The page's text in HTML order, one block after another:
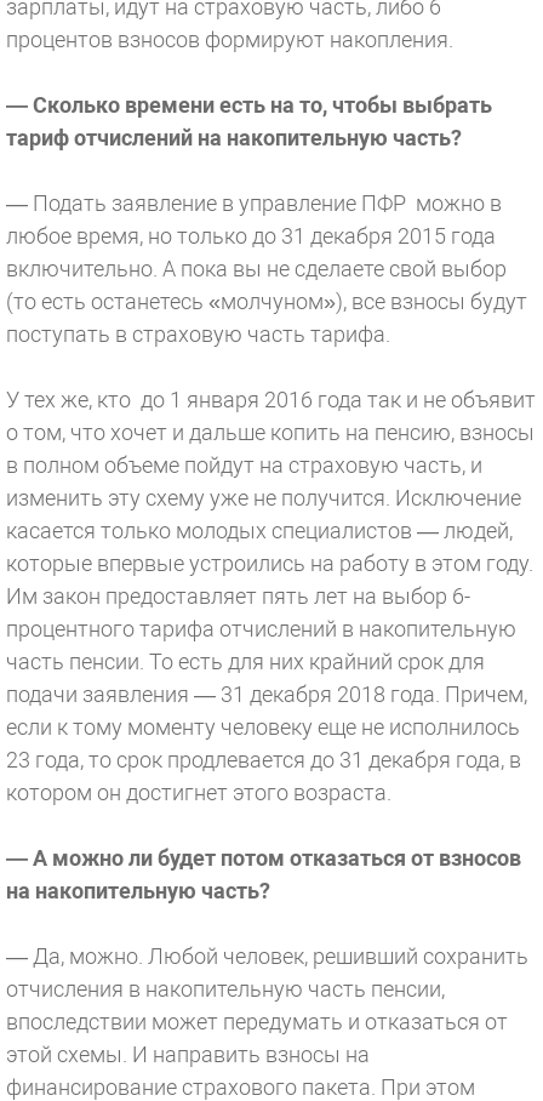
зарплаты, идут на страховую часть, либо 6
процентов взносов формируют накопления.
— Сколько времени есть на то, чтобы выбрать
тариф отчислений на накопительную часть?
— Подать заявление в управление ПФР можно в
любое время, но только до 31 декабря 2015 года
включительно. А пока вы не сделаете свой выбор
(то есть останетесь «молчуном»), все взносы будут
поступать в страховую часть тарифа.
У тех же, кто до 1 января 2016 года так и не объявит
о том, что хочет и дальше копить на пенсию, взносы
в полном объеме пойдут на страховую часть, и
изменить эту схему уже не получится. Исключение
касается только молодых специалистов — людей,
которые впервые устроились на работу в этом году.
Им закон предоставляет пять лет на выбор 6-
процентного тарифа отчислений в накопительную
часть пенсии. То есть для них крайний срок для
подачи заявления — 31 декабря 2018 года. Причем,
если к тому моменту человеку еще не исполнилось
23 года, то срок продлевается до 31 декабря года, в
котором он достигнет этого возраста.
— А можно ли будет потом отказаться от взносов
на накопительную часть?
— Да, можно. Любой человек, решивший сохранить
отчисления в накопительную часть пенсии,
впоследствии может передумать и отказаться от
этой схемы. И направить взносы на
финансирование страхового пакета. При этом